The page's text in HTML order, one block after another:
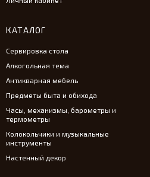
КАТАЛОГ
Сервировка стола
Алкогольная тема
Антикварная мебель
Предметы быта и обихода
Часы, механизмы, барометры и
термометры
Колокольчики и музыкальные
инструменты
Настенный декор